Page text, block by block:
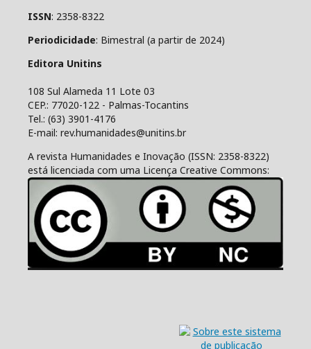
ISSN: 2358-8322
Periodicidade: Bimestral (a partir de 2024)
Editora Unitins
108 Sul Alameda 11 Lote 03
CEP.: 77020-122 - Palmas-Tocantins
Tel.: (63) 3901-4176
E-mail: rev.humanidades@unitins.br
A revista Humanidades e Inovação (ISSN: 2358-8322)
está licenciada com uma Licença Creative Commons: